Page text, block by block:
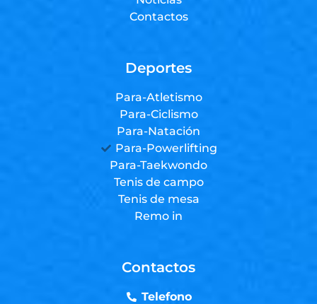
Contactos
Deportes
Para-Atletismo
Para-Ciclismo
Para-Natación
Para-Powerlifting
Para-Taekwondo
Tenis de campo
Tenis de mesa
Remo in
Contactos
Telefono